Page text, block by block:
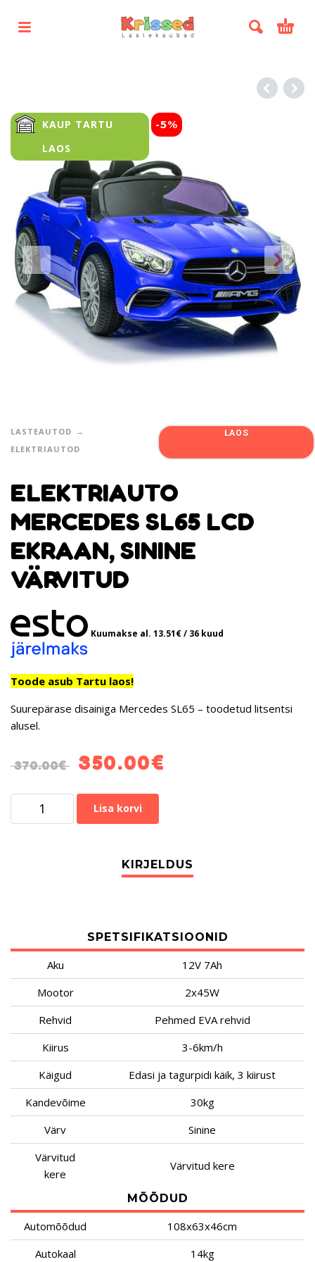
KAUP TARTU
LAOS
-5%
LASTEAUTOD
ELEKTRIAUTOD
LAOS
ELEKTRIAUTO
MERCEDES SL65 LCD
EKRAAN, SININE
VÄRVITUD
Kuumakse al. 13.51€/ 36 kuud
Toode asub Tartu laos!
Suurepärase disainiga Mercedes SL65 – toodetud litsentsi
alusel.
370.00€ 350.00€
Lisa korvi
SPETSIFIKATSIOONID
Aku
12V 7Ah
Mootor
2x45W
Rehvid
Pehmed EVA rehvid
Kiirus
3-6km/h
Käigud
Edasi ja tagurpidi käik, 3 kiirust
Kandevõime
30kg
Värv
Sinine
Värvitud
kere
Värvitud kere
MÕÕDUD
Automõõdud
108x63x46cm
Autokaal
14kg